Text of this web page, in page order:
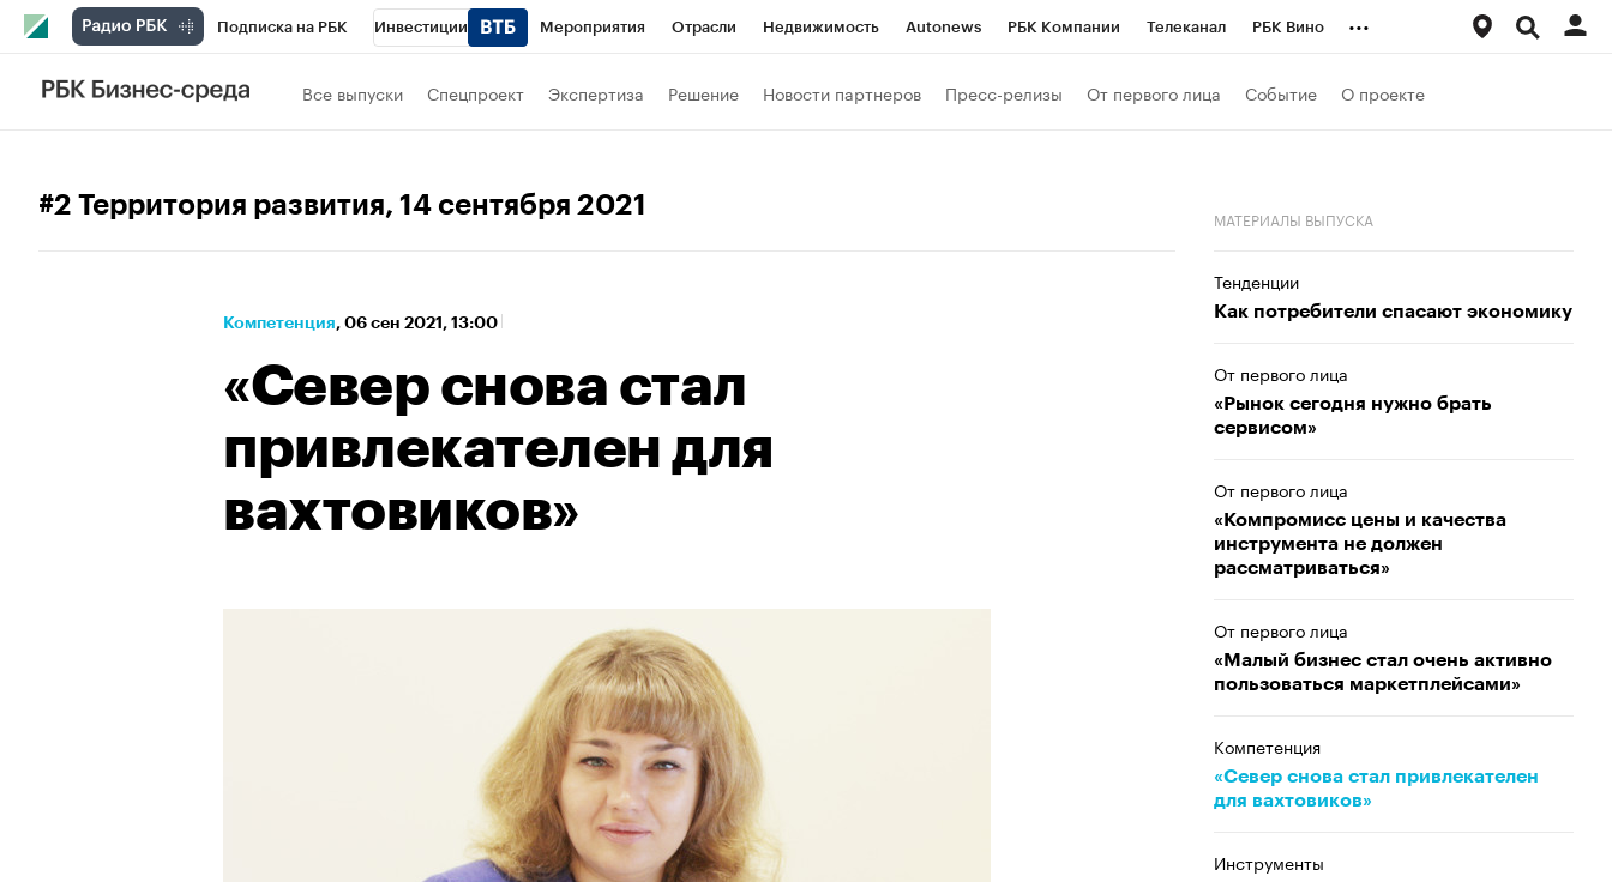
Подписка на РБК Инвестиции Мероприятия Отрасли Недвижимость Autonews РБК Компании Телеканал РБК Вино
Спорт
Конференции СПб
...
Все выпуски Спецпроект Экспертиза Решение Новости партнеров Пресс-релизы От первого лица Событие О проекте
#2 Территория развития, 14 сентября 2021
Компетенция⁠, 06 сен 2021, 13:00
«Север снова стал
привлекателен для
вахтовиков»
МАТЕРИАЛЫ ВЫПУСКА
Тенденции
Как потребители спасают экономику
От первого лица
«Рынок сегодня нужно брать
сервисом»
От первого лица
«Компромисс цены и качества
инструмента не должен
рассматриваться»
От первого лица
«Малый бизнес стал очень активно
пользоваться маркетплейсами»
Компетенция
«Север снова стал привлекателен
для вахтовиков»
Инструменты